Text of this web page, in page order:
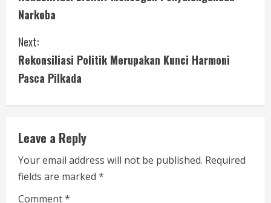
o
n
t
i
n
u
e
R
Narkoba
Next:
Rekonsiliasi Politik Merupakan Kunci Harmoni
Pasca Pilkada
Leave a Reply
Your email address will not be published. Required
fields are marked *
Comment*